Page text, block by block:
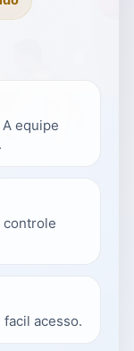
equipe
controle
facil acesso.